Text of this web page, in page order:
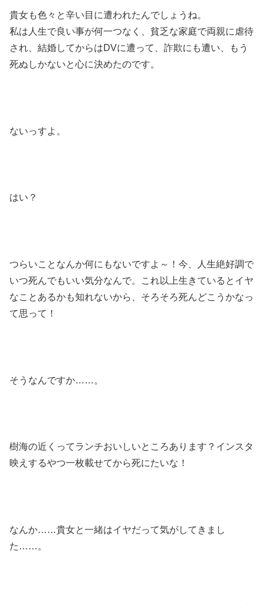
貴女も色々と辛い目に遭われたんでしょうね。
私は人生で良い事が何一つなく、貧乏な家庭で両親に虐待
され、結婚してからはDVに遭って、詐欺にも遭い、もう
死ぬしかないと心に決めたのです。
ないっすよ。
はい？
つらいことなんか何にもないですよ～！今、人生絶好調で
いつ死んでもいい気分なんで。これ以上生きているとイヤ
なことあるかも知れないから、そろそろ死んどこうかなっ
て思って！
そうなんですか……。
樹海の近くってランチおいしいところあります？インスタ
映えするやつ一枚載せてから死にたいな！
なんか……貴女と一緒はイヤだって気がしてきまし
た……。